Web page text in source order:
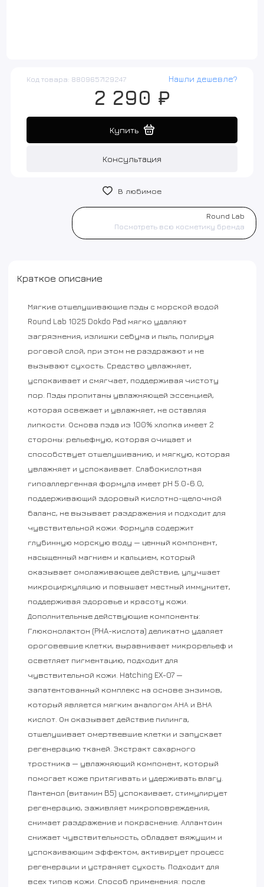
Код товара: 8809657129247 Нашли дешевле?
2 290 ₽
Купить
Консультация
В любимое
Round Lab
Посмотреть всю косметику бренда
Краткое описание
Мягкие отшелушивающие пэды с морской водой
Round Lab 1025 Dokdo Pad мягко удаляют
загрязнения, излишки себума и пыль, полируя
роговой слой, при этом не раздражают и не
вызывают сухость. Средство увлажняет,
успокаивает и смягчает, поддерживая чистоту
пор. Пэды пропитаны увлажняющей эссенцией,
которая освежает и увлажняет, не оставляя
липкости. Основа пэда из 100% хлопка имеет 2
стороны: рельефную, которая очищает и
способствует отшелушиванию, и мягкую, которая
увлажняет и успокаивает. Слабокислотная
гипоаллергенная формула имеет pH 5.0-6.0,
поддерживающий здоровый кислотно-щелочной
баланс, не вызывает раздражения и подходит для
чувствительной кожи. Формула содержит
глубинную морскую воду — ценный компонент,
насыщенный магнием и кальцием, который
оказывает омолаживающее действие, улучшает
микроциркуляцию и повышает местный иммунитет,
поддерживая здоровье и красоту кожи.
Дополнительные действующие компоненты:
Глюконолактон (PHA-кислота) деликатно удаляет
ороговевшие клетки, выравнивает микрорельеф и
осветляет пигментацию, подходит для
чувствительной кожи. Hatching EX-07 —
запатентованный комплекс на основе энзимов,
который является мягким аналогом АНА и ВНА
кислот. Он оказывает действие пилинга,
отшелушивает омертвевшие клетки и запускает
регенерацию тканей. Экстракт сахарного
тростника — увлажняющий компонент, который
помогает коже притягивать и удерживать влагу.
Пантенол (витамин B5) успокаивает, стимулирует
регенерацию, заживляет микроповреждения,
снимает раздражение и покраснение. Аллантоин
снижает чувствительность, обладает вяжущим и
успокаивающим эффектом, активирует процесс
регенерации и устраняет сухость. Подходит для
всех типов кожи. Способ применения: после